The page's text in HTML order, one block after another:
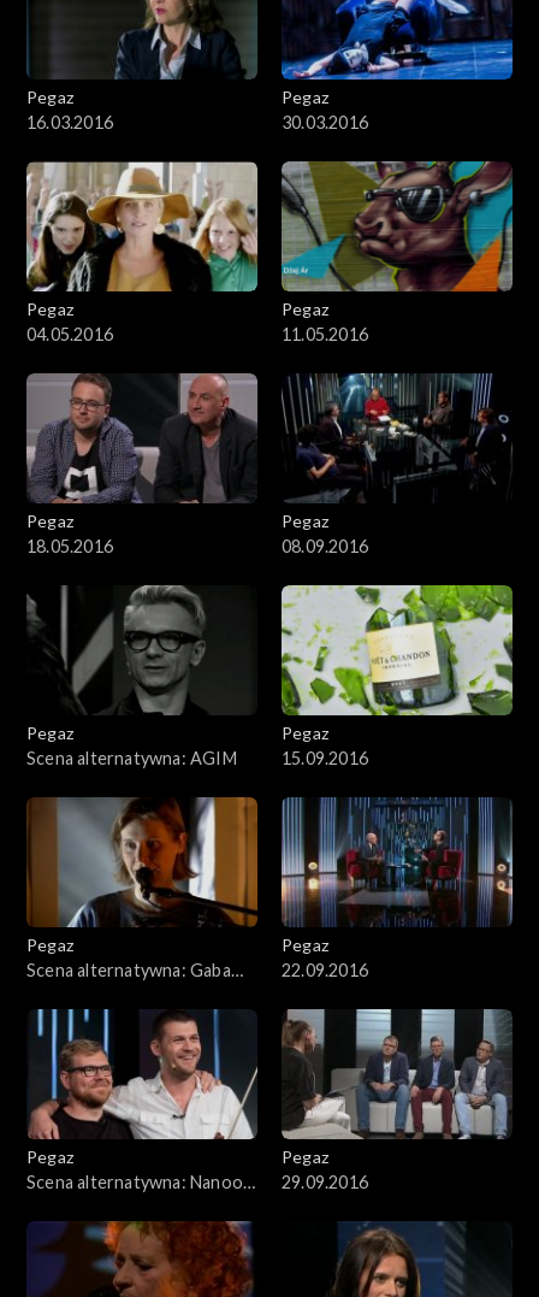
Pegaz
16.03.2016
Pegaz
30.03.2016
Pegaz
04.05.2016
Pegaz
11.05.2016
Pegaz
18.05.2016
Pegaz
08.09.2016
Pegaz
Scena alternatywna: AGIM
Pegaz
15.09.2016
Pegaz
Scena alternatywna: Gaba
Pegaz
22.09.2016
Pegaz
Scena alternatywna: Nanook
Pegaz
29.09.2016